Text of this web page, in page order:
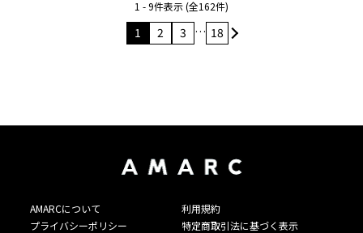
1 - 9件表示 (全162件)
1 2 3 … 18
AMARCについて
利用規約
プライバシーポリシー
特定商取引法に基づく表示